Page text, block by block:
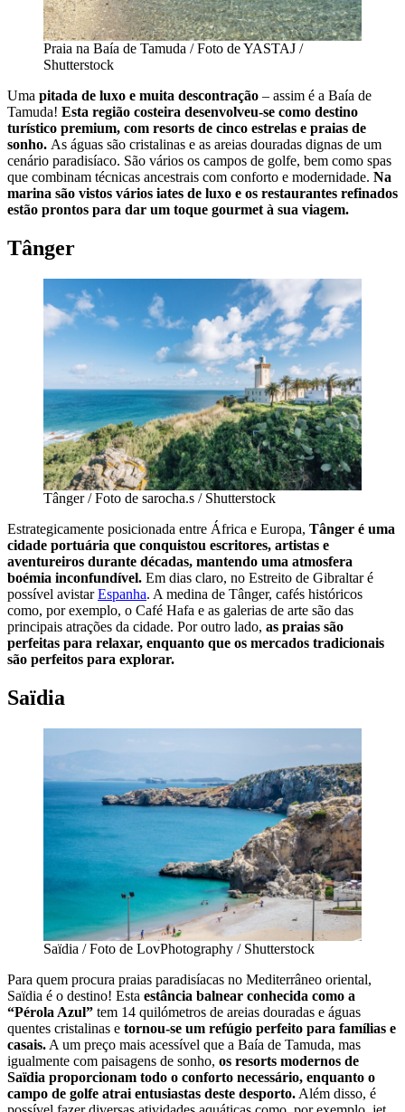
Praia na Baía de Tamuda / Foto de YASTAJ /
Shutterstock
Uma pitada de luxo e muita descontração – assim é a Baía de
Tamuda! Esta região costeira desenvolveu-se como destino
turístico premium, com resorts de cinco estrelas e praias de
sonho. As águas são cristalinas e as areias douradas dignas de um
cenário paradisíaco. São vários os campos de golfe, bem como spas
que combinam técnicas ancestrais com conforto e modernidade. Na
marina são vistos vários iates de luxo e os restaurantes refinados
estão prontos para dar um toque gourmet à sua viagem.
Tânger
Tânger / Foto de sarocha.s / Shutterstock
Estrategicamente posicionada entre África e Europa, Tânger é uma
cidade portuária que conquistou escritores, artistas e
aventureiros durante décadas, mantendo uma atmosfera
boémia inconfundível. Em dias claro, no Estreito de Gibraltar é
possível avistarEspanha. A medina de Tânger, cafés históricos
como, por exemplo, o Café Hafa e as galerias de arte são das
principais atrações da cidade. Por outro lado, as praias são
perfeitas para relaxar, enquanto que os mercados tradicionais
são perfeitos para explorar.
Saïdia
Saïdia / Foto de LovPhotography / Shutterstock
Para quem procura praias paradisíacas no Mediterrâneo oriental,
Saïdia é o destino! Esta estância balnear conhecida como a
“Pérola Azul” tem 14 quilómetros de areias douradas e águas
quentes cristalinas e tornou-se um refúgio perfeito para famílias e
casais. A um preço mais acessível que a Baía de Tamuda, mas
igualmente com paisagens de sonho, os resorts modernos de
Saïdia proporcionam todo o conforto necessário, enquanto o
campo de golfe atrai entusiastas deste desporto. Além disso, é